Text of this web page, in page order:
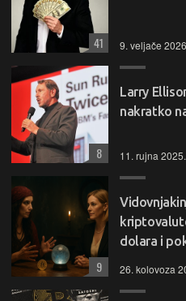
9. veljače
41
Larry
nakratko
11. rujna 2025.
8
dolara i
26. kolovoza
9